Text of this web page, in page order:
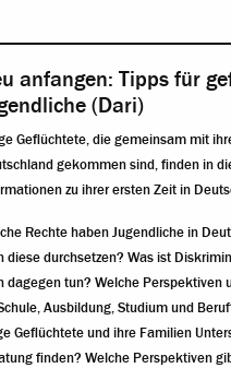
anfangen: Tipps für
(Dari)
Geflüchtete, die gemeinsam mit
gekommen sind, finden in
zu ihrer ersten Zeit in
Rechte haben Jugendliche in
diese durchsetzen? Was ist
dagegen tun? Welche Perspektiven
Ausbildung, Studium und
Geflüchtete und ihre Familien
finden? Welche Perspektiven